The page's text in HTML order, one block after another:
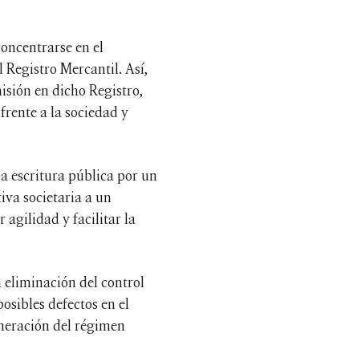
en el
Mercantil. Así,
en dicho Registro,
a la sociedad y
escritura pública por un
societaria a un
agilidad y facilitar la
eliminación del control
defectos en el
del régimen